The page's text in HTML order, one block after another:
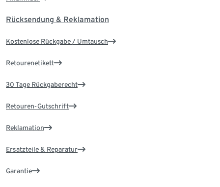
Rücksendung & Reklamation
Kostenlose Rückgabe / Umtausch
Retourenetikett
30 Tage Rückgaberecht
Retouren-Gutschrift
Reklamation
Ersatzteile & Reparatur
Garantie